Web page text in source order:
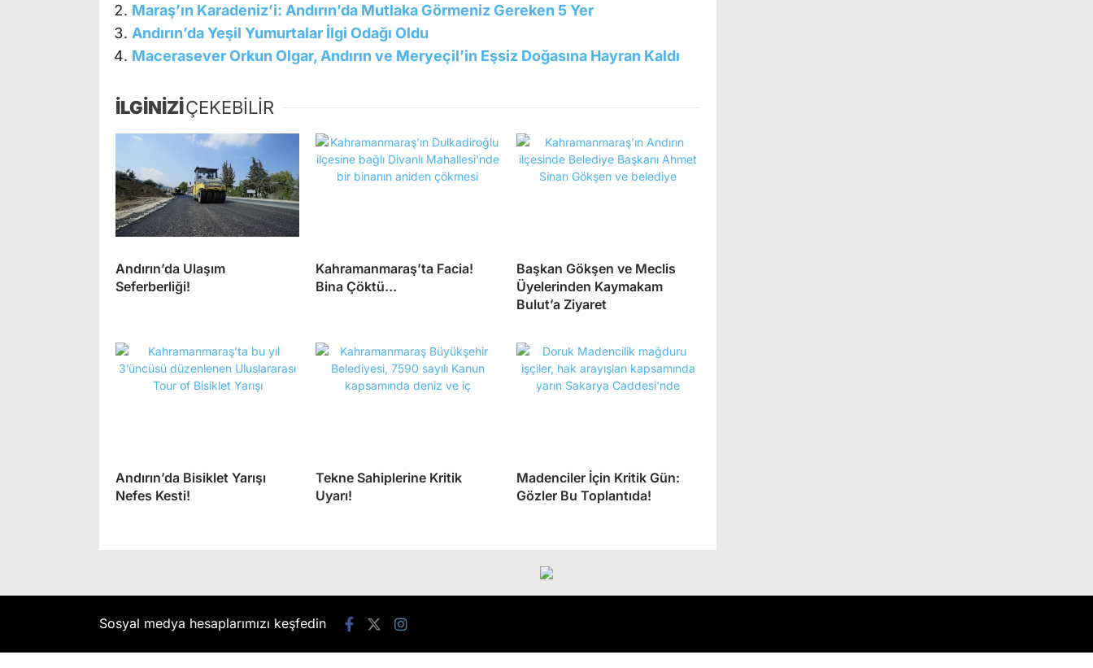
Maraş’ın Karadeniz’i: Andırın’da Mutlaka Görmeniz Gereken 5 Yer
Andırın’da Yeşil Yumurtalar İlgi Odağı Oldu
Macerasever Orkun Olgar, Andırın ve Meryeçil’in Eşsiz Doğasına Hayran Kaldı
İLGİNİZİÇEKEBİLİR
Andırın’da Ulaşım
Seferberliği!
Kahramanmaraş’ta Facia!
Bina Çöktü…
Başkan Gökşen ve Meclis
Üyelerinden Kaymakam
Bulut’a Ziyaret
Andırın’da Bisiklet Yarışı
Nefes Kesti!
Tekne Sahiplerine Kritik
Uyarı!
Madenciler İçin Kritik Gün:
Gözler Bu Toplantıda!
Sosyal medya hesaplarımızı keşfedin